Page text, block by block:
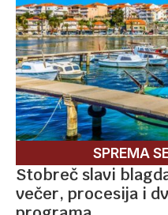
SPREMA
Stobreč slavi
večer, procesija i